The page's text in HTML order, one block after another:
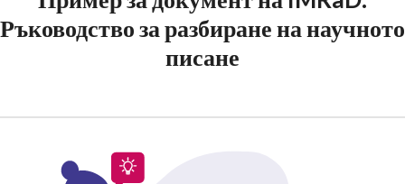
Ръководство за разбиране на научното
писане